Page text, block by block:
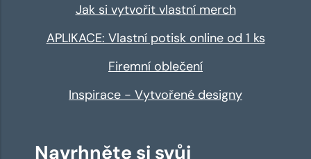
Jak si vytvořit vlastní merch
APLIKACE: Vlastní potisk online od 1 ks
Firemní oblečení
Inspirace - Vytvořené designy
Navrhněte si svůj